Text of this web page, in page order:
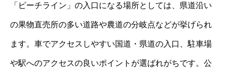
「ピーチライン」の入口になる場所としては、県道沿い
の果物直売所の多い道路や農道の分岐点などが挙げられ
ます。車でアクセスしやすい国道・県道の入口、駐車場
や駅へのアクセスの良いポイントが選ばれがちです。公